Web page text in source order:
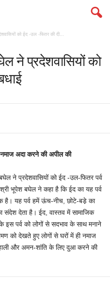
को ईद -उल -फितर की दी...
ने प्रदेशवासियों को
अदा करने की अपील की
ने प्रदेशवासियों को ईद -उल-फितर पर्व
भूपेश बघेल ने कहा है कि ईद का यह पर्व
है। यह पर्व हमें ऊंच-नीच, छोटे-बडे़ का
देता है। ईद, वास्तव में सामाजिक
इस पर्व को लोगों से सदभाव के साथ मनाने
को देखते हुए लोगों से घरों में ही नमाज
और अमन-शांति के लिए दुआ करने की